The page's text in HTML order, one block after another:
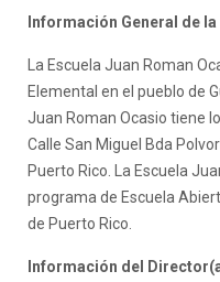
Información General de
La Escuela Juan Roman
Elemental en el pueblo de
Juan Roman Ocasio tiene
Calle San Miguel Bda
Puerto Rico. La Escuela
programa de Escuela
de Puerto Rico.
Información del